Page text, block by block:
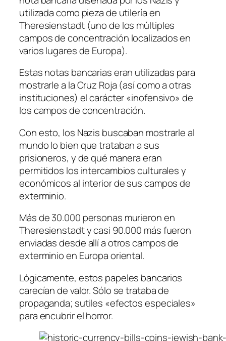
utilizada como pieza de utilería en
Theresienstadt (uno de los múltiples
campos de concentración localizados en
varios lugares de Europa).
Estas notas bancarias eran utilizadas para
mostrarle a la Cruz Roja (así como a otras
instituciones) el carácter «inofensivo» de
los campos de concentración.
Con esto, los Nazis buscaban mostrarle al
mundo lo bien que trataban a sus
prisioneros, y de qué manera eran
permitidos los intercambios culturales y
económicos al interior de sus campos de
exterminio.
Más de 30.000 personas murieron en
Theresienstadt y casi 90.000 más fueron
enviadas desde allí a otros campos de
exterminio en Europa oriental.
Lógicamente, estos papeles bancarios
carecían de valor. Sólo se trataba de
propaganda; sutiles «efectos especiales»
para encubrir el horror.